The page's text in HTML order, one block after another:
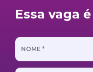
Essa vaga